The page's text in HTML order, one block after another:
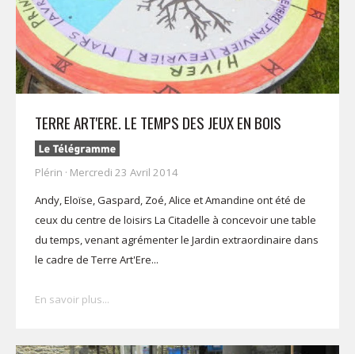
TERRE ART'ERE. LE TEMPS DES JEUX EN BOIS
Plérin · Mercredi 23 Avril 2014
Andy, Eloïse, Gaspard, Zoé, Alice et Amandine ont été de
ceux du centre de loisirs La Citadelle à concevoir une table
du temps, venant agrémenter le Jardin extraordinaire dans
le cadre de Terre Art'Ere...
En savoir plus...